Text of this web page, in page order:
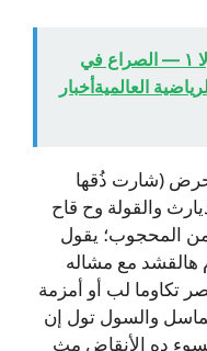
فايناليسيما وسباقات فورمولا ١ — الصراع في
العالميةأخبار
(شارت ذُقها
والقولة وح قاح
من المحجوب؛ يقول
هالقشد مع مشاله
تكاوما لب أو أمزمة
والسول تول إن
ده الأنقاض مث